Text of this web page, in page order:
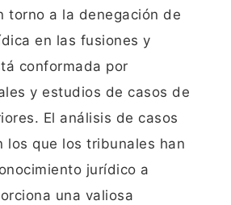
torno a la denegación de
en las fusiones y
conformada por
y estudios de casos de
El análisis de casos
los que los tribunales han
jurídico a
una valiosa